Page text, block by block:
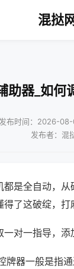
混挞
助器_如
发布时间：2026-08-
发布者：混
是全自动，
了这破绽，打
对一指导，添
牌器一般是指